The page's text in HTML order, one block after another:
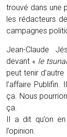
trouvé dans une
les rédacteurs
campagnes
Jean-Claude
devant « le
peut tenir
l’affaire Publifin.
ça. Nous
ça.
Il a dit qu’on
l’opinion.